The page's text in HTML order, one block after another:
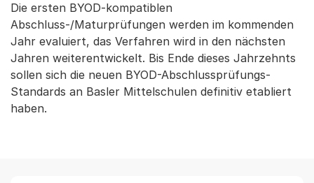
Die ersten BYOD-kompatiblen
Abschluss-/Maturprüfungen werden im kommenden
Jahr evaluiert, das Verfahren wird in den nächsten
Jahren weiterentwickelt. Bis Ende dieses Jahrzehnts
sollen sich die neuen BYOD-Abschlussprüfungs-
Standards an Basler Mittelschulen definitiv etabliert
haben.